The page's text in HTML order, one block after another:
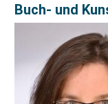
Buch- und